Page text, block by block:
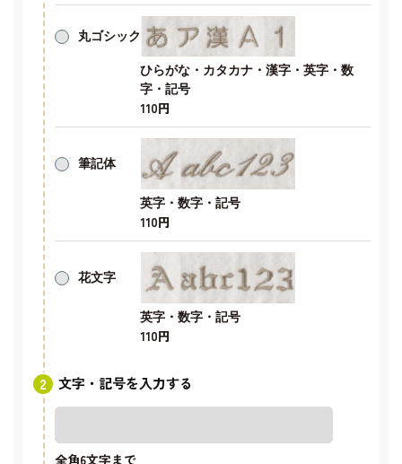
丸ゴシック
ひらがな・カタカナ・漢字・英字・数
字・記号
110円
筆記体
英字・数字・記号
110円
花文字
英字・数字・記号
110円
文字・記号を入力する
全角6文字まで